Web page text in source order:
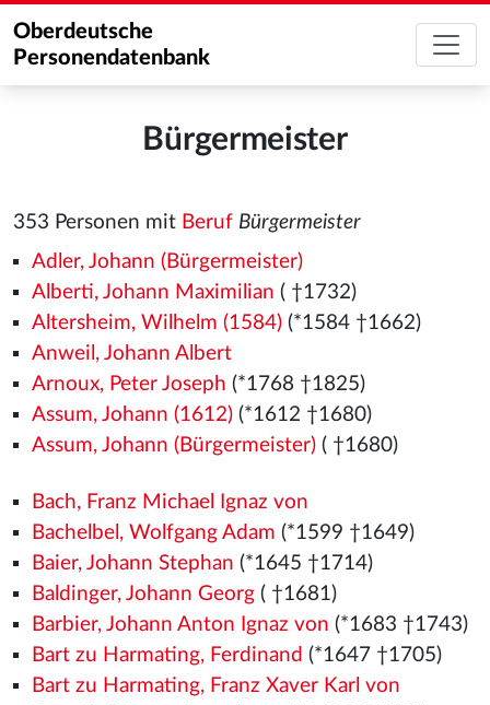
Oberdeutsche
Personendatenbank
Bürgermeister
353 Personen mit Beruf Bürgermeister
Adler, Johann (Bürgermeister)
Alberti, Johann Maximilian ( †1732)
Altersheim, Wilhelm (1584)(*1584 †1662)
Anweil, Johann Albert
Arnoux, Peter Joseph (*1768 †1825)
Assum, Johann (1612)(*1612 †1680)
Assum, Johann (Bürgermeister)( †1680)
Bach, Franz Michael Ignaz von
Bachelbel, Wolfgang Adam (*1599 †1649)
Baier, Johann Stephan (*1645 †1714)
Baldinger, Johann Georg( †1681)
Barbier, Johann Anton Ignaz von (*1683 †1743)
Bart zu Harmating, Ferdinand (*1647 †1705)
Bart zu Harmating, Franz Xaver Karl von